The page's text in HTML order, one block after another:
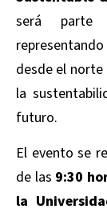
será parte
desde el
la
futuro.
El evento se
de las 9:30
la